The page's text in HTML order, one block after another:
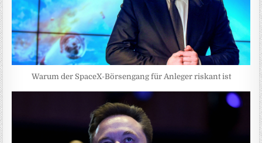
Warum der SpaceX-Börsengang für Anleger riskant ist